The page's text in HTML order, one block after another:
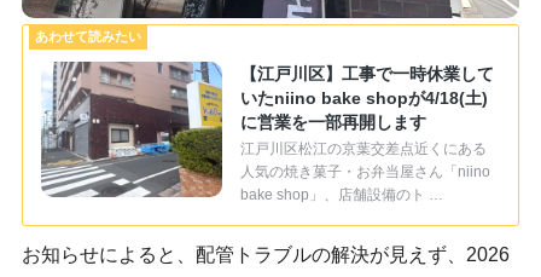
【江戸川区】工事で一時休業して
いたniino bake shopが4/18(土)
に営業を一部再開します
江戸川区松江の京葉交差点近くにある
人気の焼き菓子・お弁当屋さん「niino
bake shop」、店舗設備のト …
お知らせによると、配管トラブルの解決が見えず、2026